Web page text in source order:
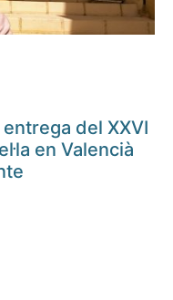
del XXVI
en Valencià